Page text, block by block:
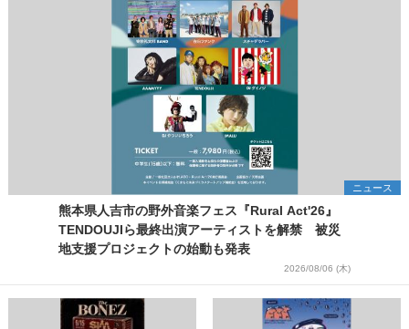
ニュース
熊本県人吉市の野外音楽フェス『Rural Act'26』
TENDOUJIら最終出演アーティストを解禁 被災
地支援プロジェクトの始動も発表
2026/08/06 (木)